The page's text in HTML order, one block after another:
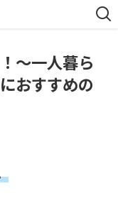
〜一人暮ら
おすすめの